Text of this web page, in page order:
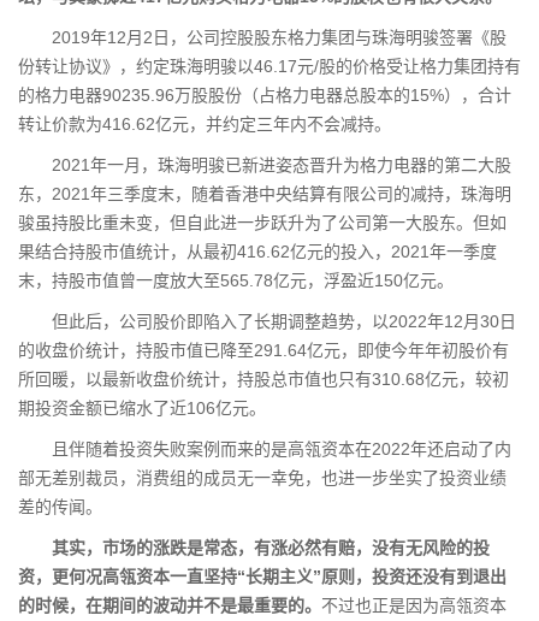
2019年12月2日，公司控股股东格力集团与珠海明骏签署《股
份转让协议》，约定珠海明骏以46.17元/股的价格受让格力集团持有
的格力电器90235.96万股股份（占格力电器总股本的15%），合计
转让价款为416.62亿元，并约定三年内不会减持。
2021年一月，珠海明骏已新进姿态晋升为格力电器的第二大股
东，2021年三季度末，随着香港中央结算有限公司的减持，珠海明
骏虽持股比重未变，但自此进一步跃升为了公司第一大股东。但如
果结合持股市值统计，从最初416.62亿元的投入，2021年一季度
末，持股市值曾一度放大至565.78亿元，浮盈近150亿元。
但此后，公司股价即陷入了长期调整趋势，以2022年12月30日
的收盘价统计，持股市值已降至291.64亿元，即使今年年初股价有
所回暖，以最新收盘价统计，持股总市值也只有310.68亿元，较初
期投资金额已缩水了近106亿元。
且伴随着投资失败案例而来的是高瓴资本在2022年还启动了内
部无差别裁员，消费组的成员无一幸免，也进一步坐实了投资业绩
差的传闻。
其实，市场的涨跌是常态，有涨必然有赔，没有无风险的投
资，更何况高瓴资本一直坚持“长期主义”原则，投资还没有到退出
的时候，在期间的波动并不是最重要的。 不过也正是因为高瓴资本